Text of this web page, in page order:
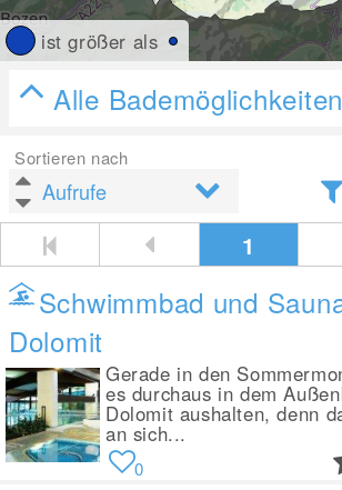
ist größer als
Alle
Sortieren nach
1
Schwimmbad und
Dolomit
Gerade in den
es durchaus in dem
Dolomit aushalten, denn
an sich...
0